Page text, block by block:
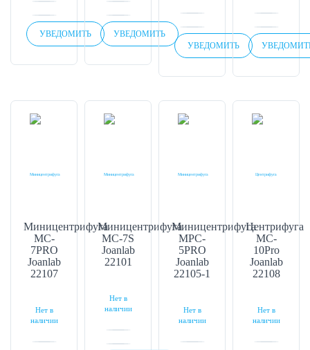
УВЕДОМИТЬ УВЕДОМИТЬ
УВЕДОМИТЬ
Миницентрифуга
MC-
7PRO
Joanlab
22107
Нет в
наличии
Миницентрифуга
MC-7S
Joanlab
22101
Нет в
наличии
Миницентрифуга
MPC-
5PRO
Joanlab
22105-1
Нет в
наличии
Центрифуга
MC-
10Pro
Joanlab
22108
Нет в
наличии